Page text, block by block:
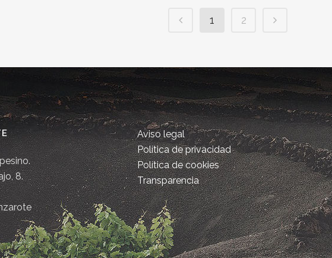
1 2
8.
Aviso legal
Política de privacidad
Política de cookies
Transparencia